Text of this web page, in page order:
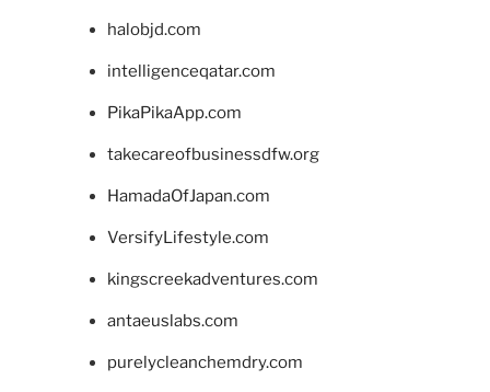
halobjd.com
intelligenceqatar.com
PikaPikaApp.com
takecareofbusinessdfw.org
HamadaOfJapan.com
VersifyLifestyle.com
kingscreekadventures.com
antaeuslabs.com
purelycleanchemdry.com